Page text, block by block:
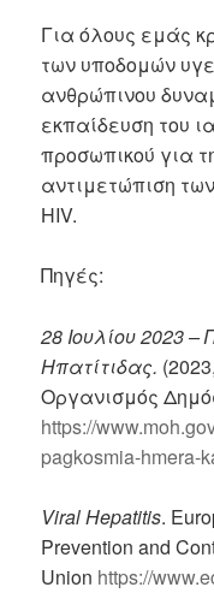
Για όλους εμάς
των υποδομών
ανθρώπινου
εκπαίδευση του
προσωπικού για
αντιμετώπιση
HIV.
Πηγές:
28 Ιουλίου 2023
Ηπατίτιδας.
Οργανισμός
https://
pagkosmia-hmera-
Viral Hepatitis.
Prevention and
Union https://